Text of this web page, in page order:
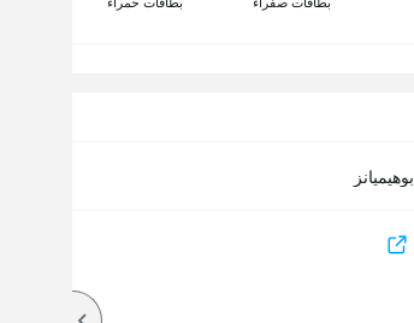
بوهيميانز